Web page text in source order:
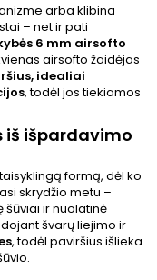
arba klibina
– net ir pati
6 mm airsofto
airsofto žaidėjas
idealiai
, todėl jos tiekiamos
iš išpardavimo
formą, dėl ko
skrydžio metu –
šūviai ir nuolatinė
švarų liejimo ir
, todėl paviršius išlieka